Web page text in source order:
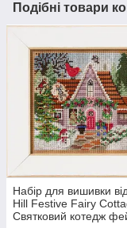
Подібні товари
Набір для вишивки
Hill Festive Fairy
Святковий котедж